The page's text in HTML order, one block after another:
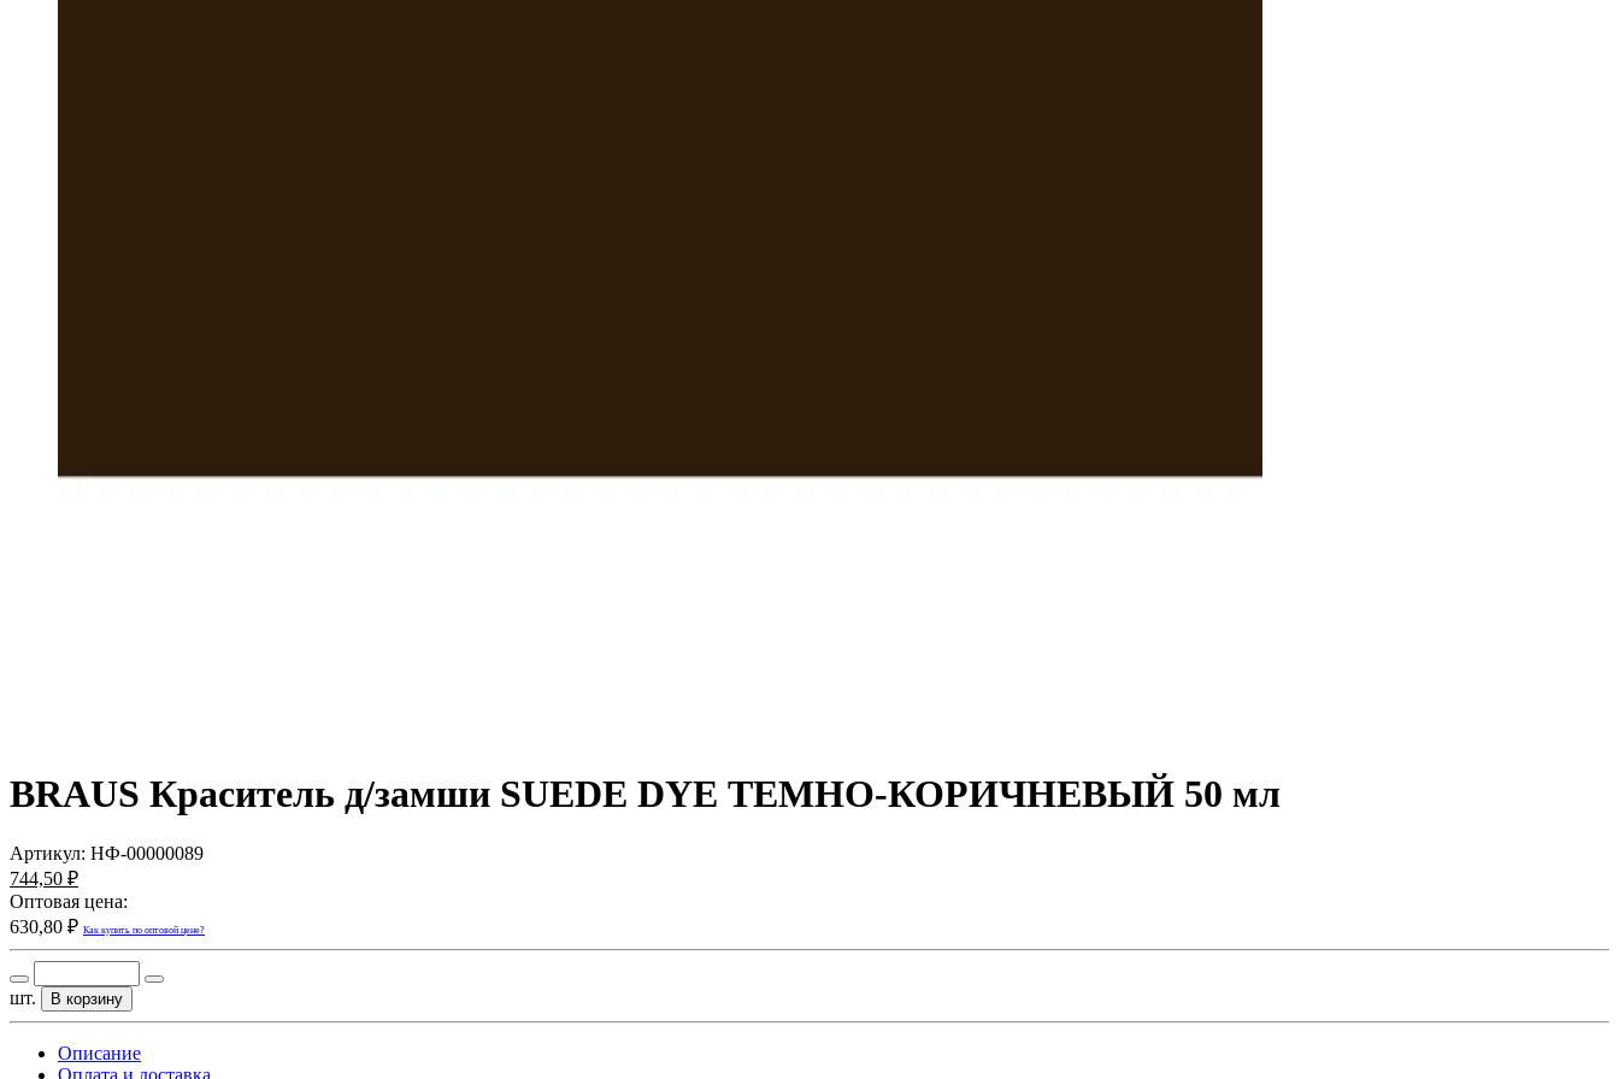
BRAUS Краситель д/замши SUEDE DYE ТЕМНО-КОРИЧНЕВЫЙ 50 мл
Артикул: НФ-00000089
744,50 ₽
Оптовая цена:
630,80 ₽ Как купить по оптовой цене?
шт. В корзину
Описание
Оплата и доставка